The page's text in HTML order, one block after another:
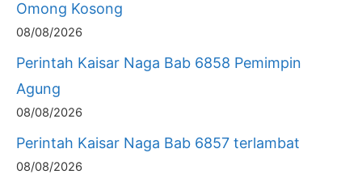
Omong Kosong
08/08/2026
Perintah Kaisar Naga Bab 6858 Pemimpin
Agung
08/08/2026
Perintah Kaisar Naga Bab 6857 terlambat
08/08/2026